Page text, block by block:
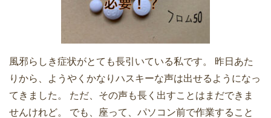
風邪らしき症状がとても長引いている私です。 昨日あた
りから、ようやくかなりハスキーな声は出せるようになっ
てきました。 ただ、その声も長く出すことはまだできま
せんけれど。 でも、座って、パソコン前で作業すること